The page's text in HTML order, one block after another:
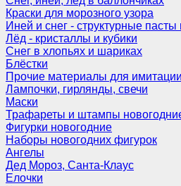
Краски для морозного узора
Иней и снег - структурные пасты
Лёд - кристаллы и кубики
Снег в хлопьях и шариках
Блёстки
Прочие материалы для
Лампочки, гирлянды, свечи
Маски
Трафареты и штампы
Фигурки новогодние
Наборы новогодних фигурок
Ангелы
Дед Мороз, Санта-Клаус
Елочки